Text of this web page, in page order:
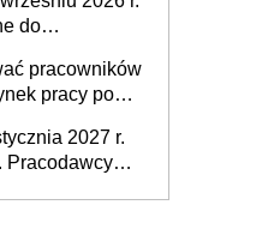
do
pracowników
pracy po
Fundusz
2027 r.
Pracodawcy